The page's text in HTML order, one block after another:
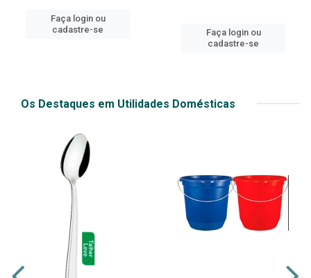
Faça login ou
cadastre-se
Faça login ou
cadastre-se
Os Destaques em Utilidades Domésticas